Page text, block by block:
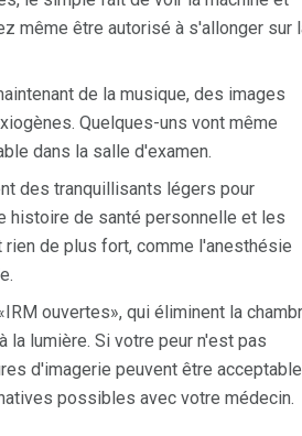
même être autorisé à s'allonger sur
de la musique, des images
Quelques-uns vont même
dans la salle d'examen.
des tranquillisants légers pour
histoire de santé personnelle et les
de plus fort, comme l'anesthésie
ouvertes», qui éliminent la
lumière. Si votre peur n'est pas
d'imagerie peuvent être
possibles avec votre médecin.